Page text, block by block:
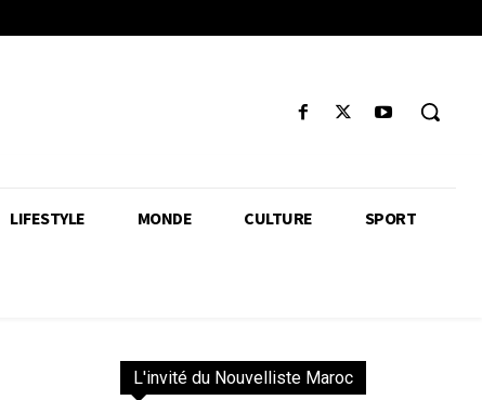
LIFESTYLE MONDE CULTURE SPORT
L'invité du Nouvelliste Maroc